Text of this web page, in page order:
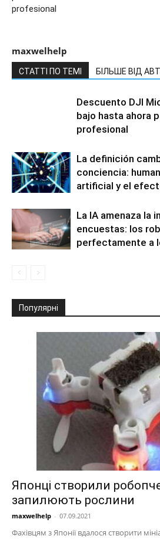
profesional
maxwelhelp
СТАТТІ ПО ТЕМІ БІЛЬШЕ ВІД
Descuento DJI
bajo hasta ahora
profesional
La definición
conciencia:
artificial y el
La IA amenaza la
encuestas: los
perfectamente a
Популярні
Японці створили
запилюють рослини
maxwelhelp - 07.09.2021
Фахівцям з Японії вдалося створити